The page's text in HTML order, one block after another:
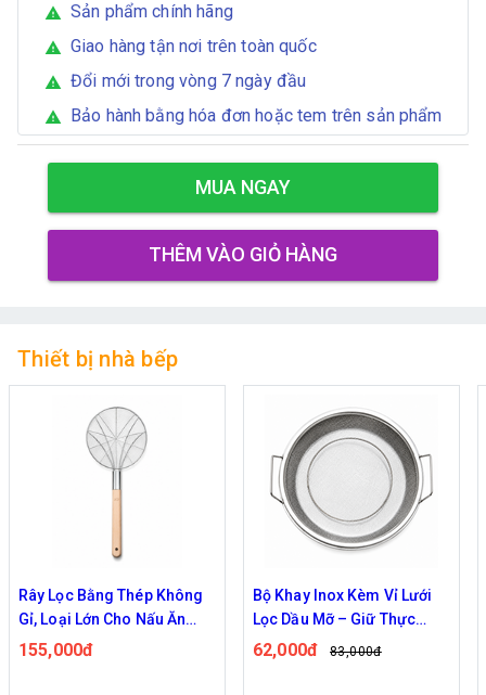
warning Sản phẩm chính hãng
warning Giao hàng tận nơi trên toàn quốc
warning Đổi mới trong vòng 7 ngày đầu
warning Bảo hành bằng hóa đơn hoặc tem trên sản phẩm
MUA NGAY
THÊM VÀO GIỎ HÀNG
Thiết bị nhà bếp
Không
Ăn
Bộ Khay Inox Kèm Vỉ Lưới
Lọc Dầu Mỡ – Giữ Thực
Phẩm Giòn Ngon, Hạn Chế
Bộ 10 Món Làm
Câu 3D Nghệ
Kèm Ống Bơm
110,000đ